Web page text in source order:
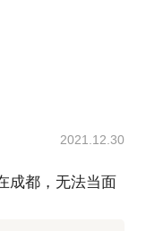
额外收费。如果
统讲解，带你浏
习路径（这也是
续的学习中始终
置技能；
术；
2021.12.30
成都，无法当面